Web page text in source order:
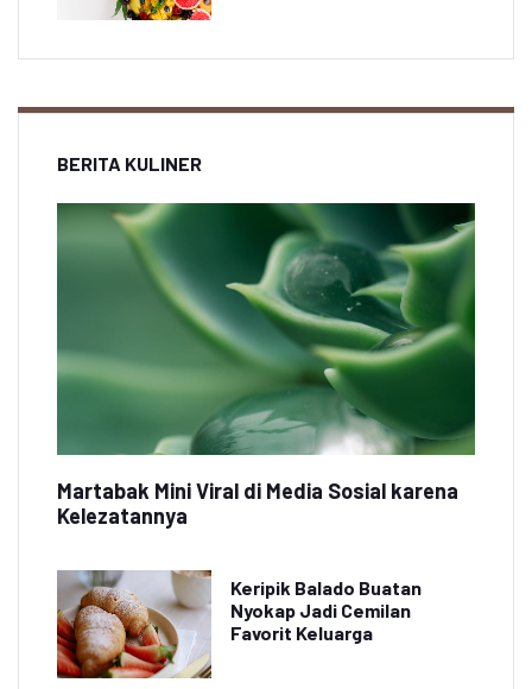
BERITA KULINER
Martabak Mini Viral di Media Sosial karena
Kelezatannya
Keripik Balado Buatan
Nyokap Jadi Cemilan
Favorit Keluarga